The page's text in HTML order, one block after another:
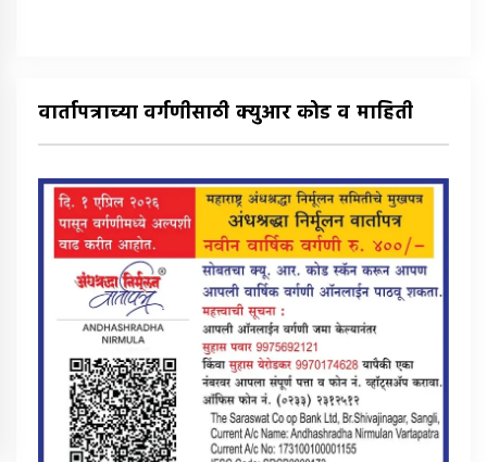
वार्तापत्राच्या वर्गणीसाठी क्युआर कोड व माहिती